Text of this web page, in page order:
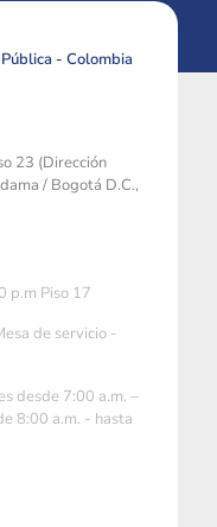
- Colombia
23 (Dirección
/ Bogotá D.C.,
p.m Piso 17
de servicio -
desde 7:00 a.m. –
8:00 a.m. - hasta